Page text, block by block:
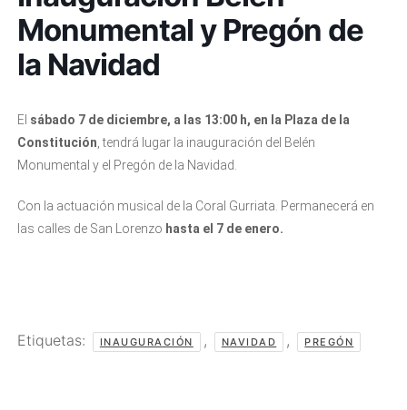
Monumental y Pregón de
la Navidad
El sábado 7 de diciembre, a las 13:00 h, en la Plaza de la
Constitución , tendrá lugar la inauguración del Belén
Monumental y el Pregón de la Navidad.
Con la actuación musical de la Coral Gurriata. Permanecerá en
las calles de San Lorenzo hasta el 7 de enero.
Etiquetas: INAUGURACIÓN , NAVIDAD , PREGÓN